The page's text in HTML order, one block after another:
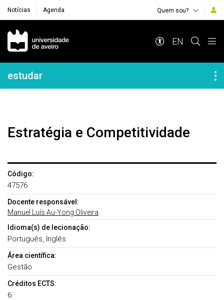
Notícias Agenda Quem sou?
Navegação Principal
EN
Navegação Lateral
estudar
Estratégia e Competitividade
Código:
47576
Docente responsável:
Manuel Luís Au-Yong Oliveira
Idioma(s) de lecionação:
Português, Inglês
Área científica:
Gestão
Créditos ECTS:
6